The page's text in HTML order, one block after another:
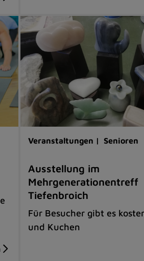
Veranstaltungen | Senioren
Ausstellung im
Mehrgenerationentreff
Tiefenbroich
Für Besucher gibt es
und Kuchen